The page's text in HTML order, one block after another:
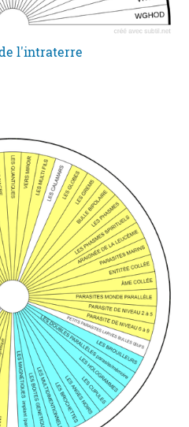
l'intraterre